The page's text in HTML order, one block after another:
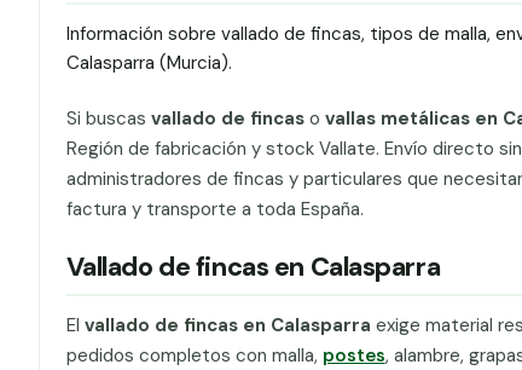
Información sobre vallado de fincas, tipos de malla,
Calasparra (Murcia).
Si buscas vallado de fincaso vallas metálicas en
Región de fabricación y stock Vallate. Envío directo
administradores de fincas y particulares que
factura y transporte a toda España.
Vallado de fincas en Calasparra
El vallado de fincas en Calasparra exige material
pedidos completos con malla, postes, alambre,